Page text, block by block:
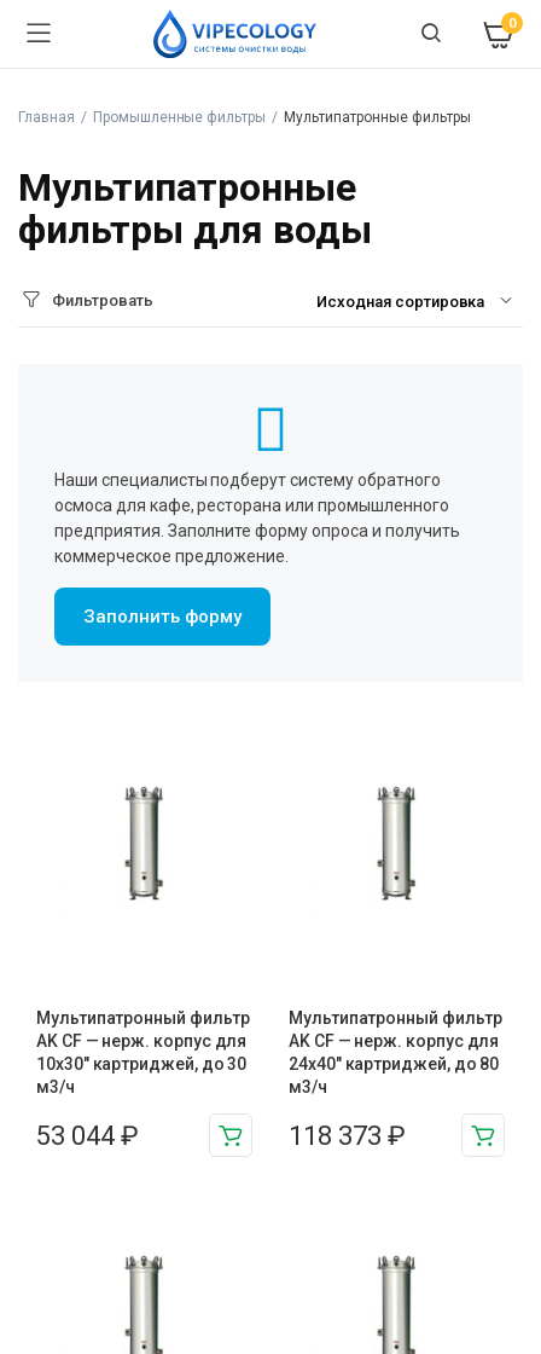
0
Главная Промышленные фильтры Мультипатронные фильтры
Мультипатронные
фильтры для воды
Фильтровать
Наши специалисты подберут систему обратного
осмоса для кафе, ресторана или промышленного
предприятия. Заполните форму опроса и получить
коммерческое предложение.
Заполнить форму
Мультипатронный фильтр
AK CF — нерж. корпус для
10х30″ картриджей, до 30
м3/ч
53 044 ₽
Мультипатронный фильтр
AK CF — нерж. корпус для
24х40″ картриджей, до 80
м3/ч
118 373 ₽